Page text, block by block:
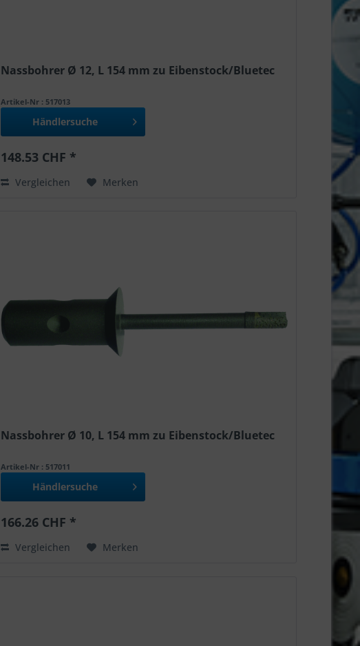
Nassbohrer Ø 12, L 154 mm zu Eibenstock/Bluetec
Artikel-Nr : 517013
Händlersuche
148.53 CHF *
Vergleichen Merken
Nassbohrer Ø 10, L 154 mm zu Eibenstock/Bluetec
Artikel-Nr : 517011
Händlersuche
166.26 CHF *
Vergleichen Merken